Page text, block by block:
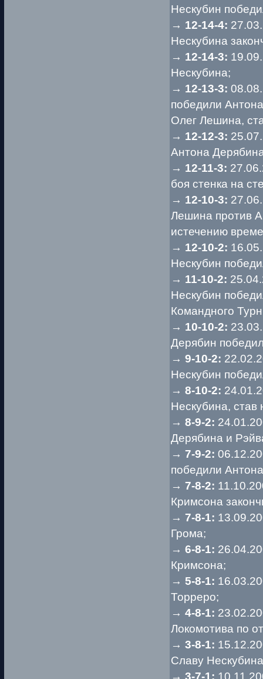
Нескубин
→ 12-14-4:
Нескубина
→ 12-14-3:
Нескубина;
→ 12-13-3:
победили
Олег Лешина,
→ 12-12-3:
Антона
→ 12-11-3:
боя стенка на
→ 12-10-3:
Лешина против
истечению
→ 12-10-2:
Нескубин
→ 11-10-2:
Нескубин
Командного
→ 10-10-2:
Дерябин
→ 9-10-2:
Нескубин
→ 8-10-2:
Нескубина,
→ 8-9-2:
Дерябина и
→ 7-9-2:
победили
→ 7-8-2:
Кримсона
→ 7-8-1:
Грома;
→ 6-8-1:
Кримсона;
→ 5-8-1:
Торреро;
→ 4-8-1:
Локомотива по
→ 3-8-1:
Славу
→ 3-7-1: